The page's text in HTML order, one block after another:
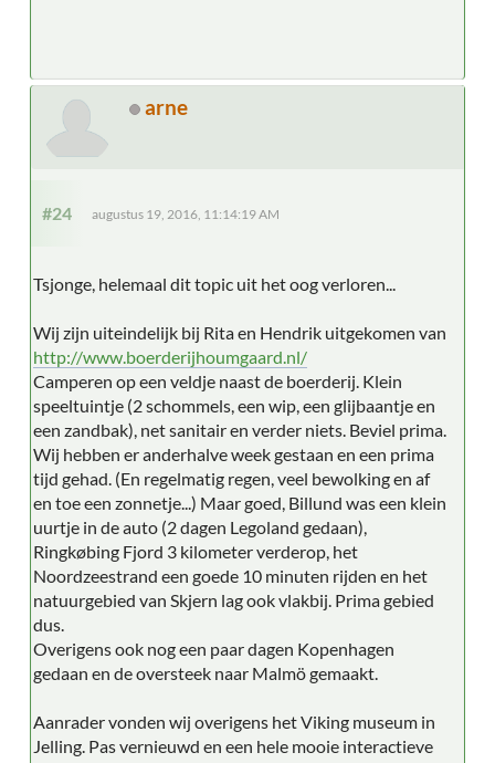
arne
#24 augustus 19, 2016, 11:14:19 AM
Tsjonge, helemaal dit topic uit het oog verloren...
Wij zijn uiteindelijk bij Rita en Hendrik uitgekomen van
http://www.boerderijhoumgaard.nl/
Camperen op een veldje naast de boerderij. Klein
speeltuintje (2 schommels, een wip, een glijbaantje en
een zandbak), net sanitair en verder niets. Beviel prima.
Wij hebben er anderhalve week gestaan en een prima
tijd gehad. (En regelmatig regen, veel bewolking en af
en toe een zonnetje...) Maar goed, Billund was een klein
uurtje in de auto (2 dagen Legoland gedaan),
Ringkøbing Fjord 3 kilometer verderop, het
Noordzeestrand een goede 10 minuten rijden en het
natuurgebied van Skjern lag ook vlakbij. Prima gebied
dus.
Overigens ook nog een paar dagen Kopenhagen
gedaan en de oversteek naar Malmö gemaakt.
Aanrader vonden wij overigens het Viking museum in
Jelling. Pas vernieuwd en een hele mooie interactieve